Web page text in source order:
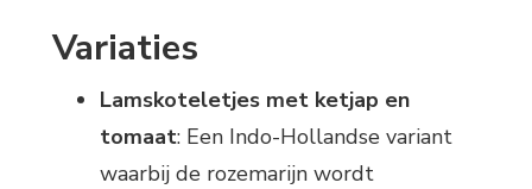
Variaties
Lamskoteletjes met ketjap en
tomaat: Een Indo-Hollandse variant
waarbij de rozemarijn wordt